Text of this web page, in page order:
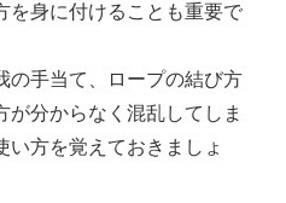
を身に付けることも重要で
の手当て、ロープの結び方
が分からなく混乱してしま
い方を覚えておきましょ